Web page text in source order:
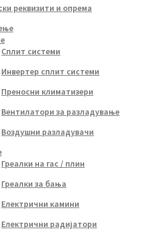
реквизити и опрема
Сплит системи
Инвертер сплит системи
Преносни климатизери
Вентилатори за разладување
Воздушни разладувачи
Греалки на гас / плин
Греалки за бања
Електрични камини
Електрични радијатори